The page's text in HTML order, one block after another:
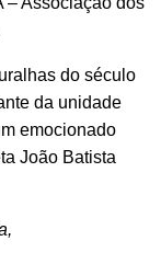
do século
da unidade
emocionado
João Batista